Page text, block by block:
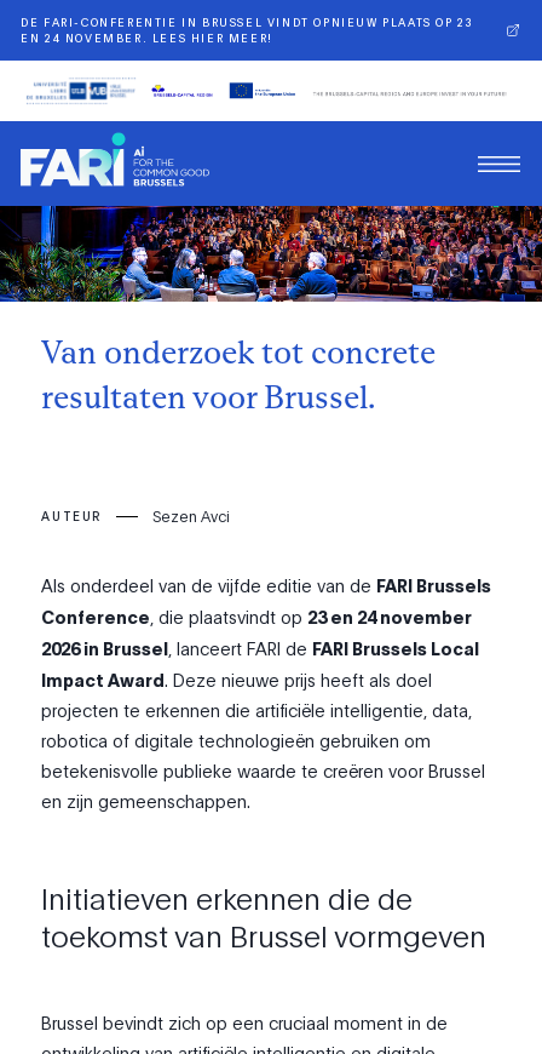
DE FARI-CONFERENTIE IN BRUSSEL VINDT OPNIEUW PLAATS OP 23
EN 24 NOVEMBER. LEES HIER MEER!
Terug
Van onderzoek tot concrete
resultaten voor Brussel.
AUTEUR Sezen Avci
Als onderdeel van de vijfde editie van de FARI Brussels
Conference, die plaatsvindt op 23 en 24 november
2026 in Brussel, lanceert FARI de FARI Brussels Local
Impact Award. Deze nieuwe prijs heeft als doel
projecten te erkennen die artificiële intelligentie, data,
robotica of digitale technologieën gebruiken om
betekenisvolle publieke waarde te creëren voor Brussel
en zijn gemeenschappen.
Initiatieven erkennen die de
toekomst van Brussel vormgeven
Brussel bevindt zich op een cruciaal moment in de